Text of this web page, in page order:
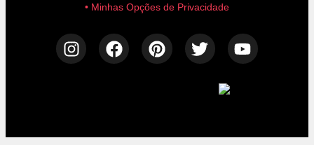
• Minhas Opções de Privacidade